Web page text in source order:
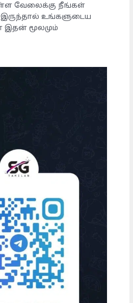
வேலைக்கு நீங்கள்
இருந்தால் உங்களுடைய
இதன் மூலமும்